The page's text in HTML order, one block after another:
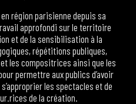
région parisienne depuis sa
approfondi sur le territoire
et de la sensibilisation à la
répétitions publiques,
les compositrices ainsi que les
permettre aux publics d’avoir
les spectacles et de
de la création.